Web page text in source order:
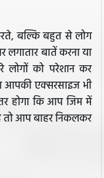
बल्कि बहुत से लोग
बातें करना या
लोगों को परेशान कर
आपकी एक्सरसाइज भी
होगा कि आप जिम में
तो आप बाहर निकलकर